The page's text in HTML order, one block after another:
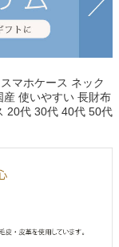
マホケース ネック
使いやすい 長財布
20代 30代 40代 50代